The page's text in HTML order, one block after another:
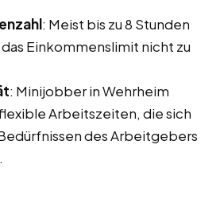
: Meist bis zu 8 Stunden
Einkommenslimit nicht zu
: Minijobber in Wehrheim
Arbeitszeiten, die sich
des Arbeitgebers